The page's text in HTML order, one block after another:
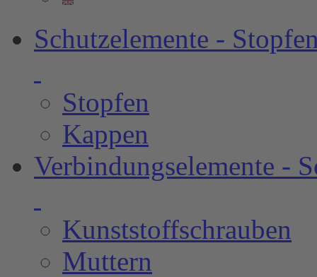
Schutzelemente -
Stopfen
Kappen
Verbindungselemente -
Kunststoffschrauben
Muttern